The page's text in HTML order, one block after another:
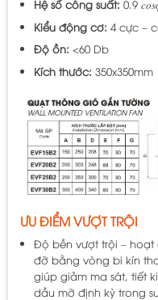
Hệ số công suất: 0.9
Kiểu động cơ: 4 cực –
Độ ồn: <60 Db
Kích thước: 350x350mm
ƯU ĐIỂM VƯỢT TRỘI
Độ bền vượt trội –
đỡ bằng vòng bi kín
giúp giảm ma sát, tiết
dầu mỡ định kỳ trong